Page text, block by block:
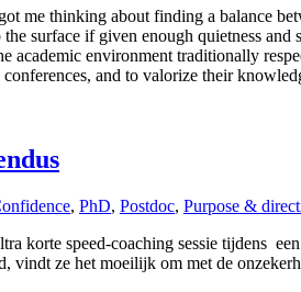
me thinking about finding a balance
surface if given enough quietness
environment traditionally
and to valorize their
, PhD, Postdoc, Purpose &
korte speed-coaching sessie tijdens
vindt ze het moeilijk om met de